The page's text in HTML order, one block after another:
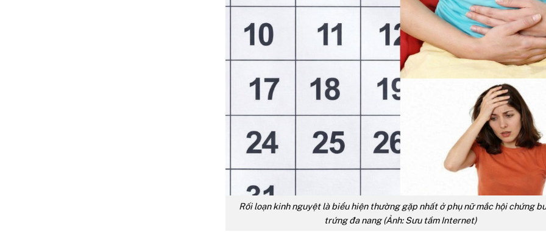
Rối loạn kinh nguyệt là biểu hiện thường gặp nhất ở phụ nữ mắc hội chứng
trứng đa nang (Ảnh: Sưu tầm Internet)